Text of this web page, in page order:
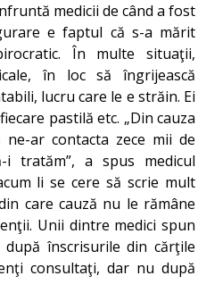
medicii de când a fost
e faptul că s-a mărit
În multe situaţii,
în loc să îngrijească
lucru care le e străin. Ei
pastilă etc. „Din cauza
ne-ar contacta zece mii de
tratăm”, a spus medicul
li se cere să scrie mult
care cauză nu le rămâne
Unii dintre medici spun
înscrisurile din cărţile
consultaţi, dar nu după